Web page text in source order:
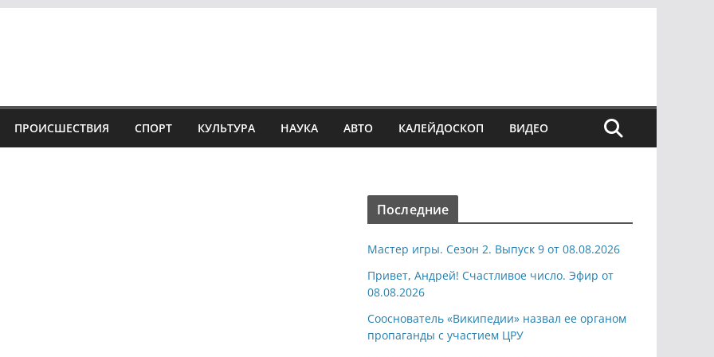
ПРОИСШЕСТВИЯ СПОРТ КУЛЬТУРА НАУКА АВТО КАЛЕЙДОСКОП ВИДЕО
Последние
Мастер игры. Сезон 2. Выпуск 9 от 08.08.2026
Привет, Андрей! Счастливое число. Эфир от
08.08.2026
Сооснователь «Википедии» назвал ее органом
пропаганды с участием ЦРУ